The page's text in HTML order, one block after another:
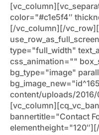
color="#c1e5f4″
[/vc_column][/
type="full_width"
css_animation=""
bg_type="image"
content/uploads/
bannertitle="Contact